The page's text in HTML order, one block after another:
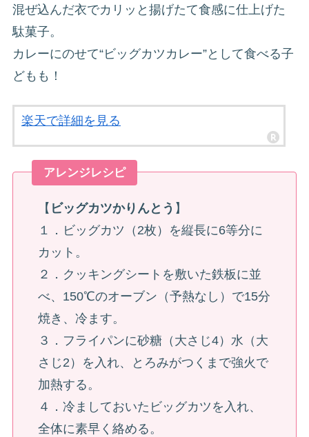
混ぜ込んだ衣でカリッと揚げたて食感に仕上げた
駄菓子。
カレーにのせて“ビッグカツカレー”として食べる子
どもも！
楽天で詳細を見る
アレンジレシピ
【 ビッグカツかりんとう 】
１．ビッグカツ（2枚）を縦長に6等分に
カット。
２．クッキングシートを敷いた鉄板に並
べ、150℃のオーブン（予熱なし）で15分
焼き、冷ます。
３．フライパンに砂糖（大さじ4）水（大
さじ2）を入れ、とろみがつくまで強火で
加熱する。
４．冷ましておいたビッグカツを入れ、
全体に素早く絡める。